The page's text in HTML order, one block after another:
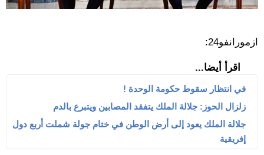
ازمورانفو24:
اقرأ أيضا...
في انتظار سقوط حكومة الوحدة !
زلزال الحوز: جلالة الملك يتفقد المصابين ويتبرع بالدم
جلالة الملك يعود إلى أرض الوطن في ختام جولة شملت أربع دول
إفريقية